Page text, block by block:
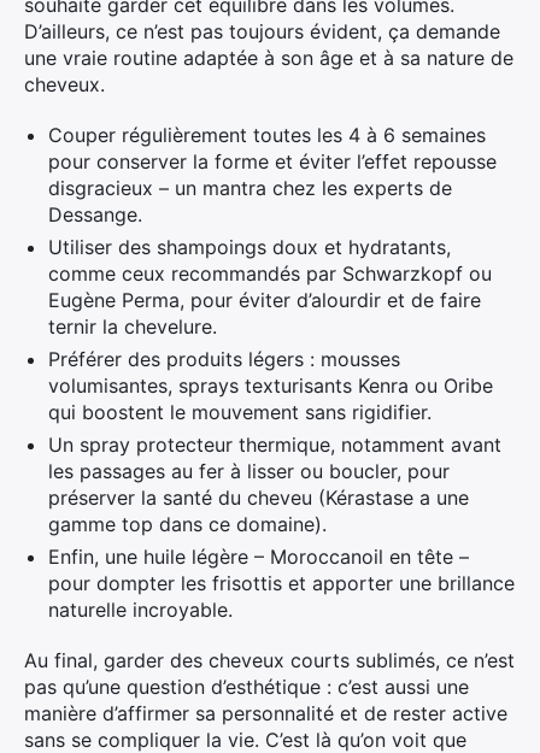
souhaite garder cet équilibre dans les volumes.
D’ailleurs, ce n’est pas toujours évident, ça demande
une vraie routine adaptée à son âge et à sa nature de
cheveux.
Couper régulièrement toutes les 4 à 6 semaines
pour conserver la forme et éviter l’effet repousse
disgracieux – un mantra chez les experts de
Dessange.
Utiliser des shampoings doux et hydratants,
comme ceux recommandés par Schwarzkopf ou
Eugène Perma, pour éviter d’alourdir et de faire
ternir la chevelure.
Préférer des produits légers : mousses
volumisantes, sprays texturisants Kenra ou Oribe
qui boostent le mouvement sans rigidifier.
Un spray protecteur thermique, notamment avant
les passages au fer à lisser ou boucler, pour
préserver la santé du cheveu (Kérastase a une
gamme top dans ce domaine).
Enfin, une huile légère – Moroccanoil en tête –
pour dompter les frisottis et apporter une brillance
naturelle incroyable.
Au final, garder des cheveux courts sublimés, ce n’est
pas qu’une question d’esthétique : c’est aussi une
manière d’affirmer sa personnalité et de rester active
sans se compliquer la vie. C’est là qu’on voit que